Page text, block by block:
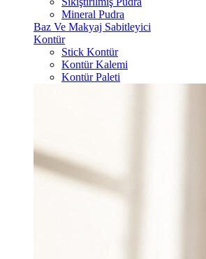
Mineral Pudra
Baz Ve Makyaj Sabitleyici
Kontür
Stick Kontür
Kontür Kalemi
Kontür Paleti